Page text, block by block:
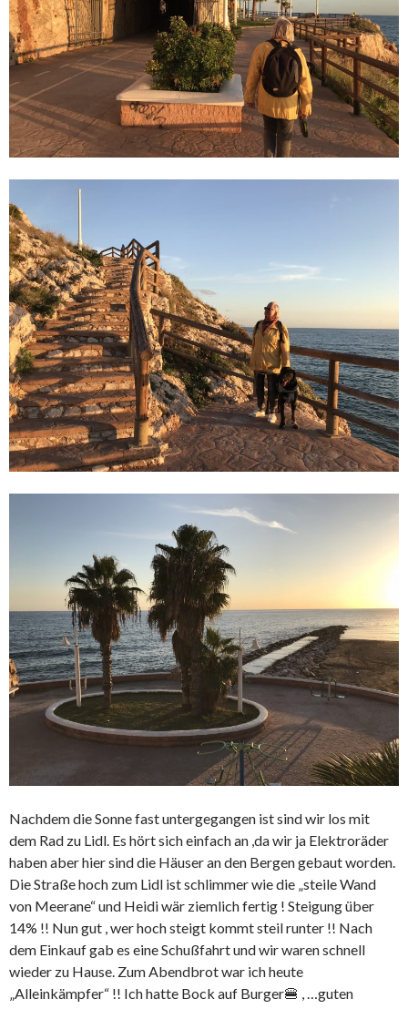
Nachdem die Sonne fast untergegangen ist sind wir los mit
dem Rad zu Lidl. Es hört sich einfach an ,da wir ja Elektroräder
haben aber hier sind die Häuser an den Bergen gebaut worden.
Die Straße hoch zum Lidl ist schlimmer wie die „steile Wand
von Meerane“ und Heidi wär ziemlich fertig ! Steigung über
14% !! Nun gut , wer hoch steigt kommt steil runter !! Nach
dem Einkauf gab es eine Schußfahrt und wir waren schnell
wieder zu Hause. Zum Abendbrot war ich heute
„Alleinkämpfer“ !! Ich hatte Bock auf Burger🍔 , …guten